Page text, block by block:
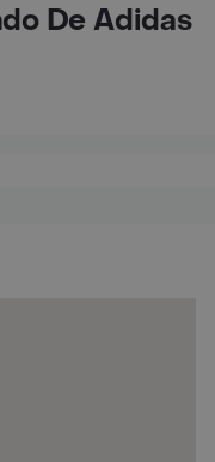
De Adidas